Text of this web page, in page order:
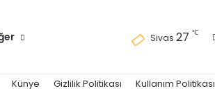
Sivas 27 ℃
Künye Gizlilik Politikası Kullanım Politikası